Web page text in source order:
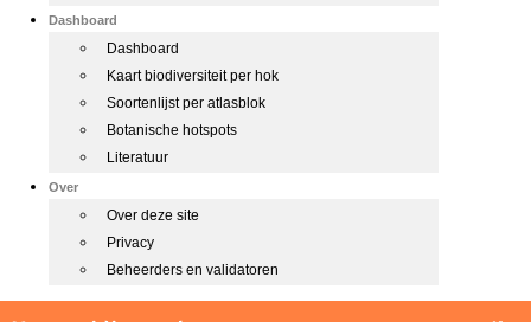
Dashboard
Dashboard
Kaart biodiversiteit per hok
Soortenlijst per atlasblok
Botanische hotspots
Literatuur
Over
Over deze site
Privacy
Beheerders en validatoren